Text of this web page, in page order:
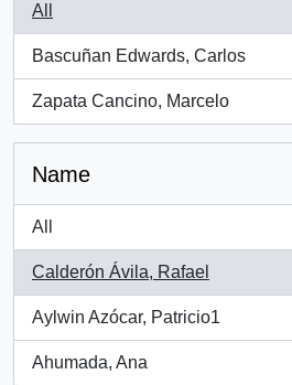
All
Bascuñan Edwards, Carlos
, 1 results
Zapata Cancino, Marcelo
, 1 results
Name
All
Calderón Ávila, Rafael
, 3 results
Aylwin Azócar, Patricio1
, 1 results
Ahumada, Ana
, 1 results